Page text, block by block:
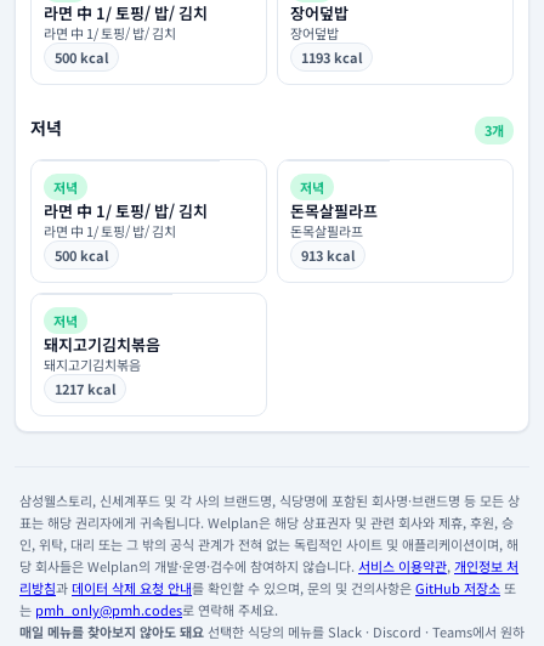
라면 中 1/ 토핑/ 밥/ 김치
라면 中 1/ 토핑/ 밥/ 김치
500 kcal
장어덮밥
장어덮밥
1193 kcal
저녁 3개
저녁
라면 中 1/ 토핑/ 밥/ 김치
라면 中 1/ 토핑/ 밥/ 김치
500 kcal
저녁
돈목살필라프
돈목살필라프
913 kcal
저녁
돼지고기김치볶음
돼지고기김치볶음
1217 kcal
삼성웰스토리, 신세계푸드 및 각 사의 브랜드명, 식당명에 포함된 회사명·브랜드명 등 모든 상
표는 해당 권리자에게 귀속됩니다. Welplan은 해당 상표권자 및 관련 회사와 제휴, 후원, 승
인, 위탁, 대리 또는 그 밖의 공식 관계가 전혀 없는 독립적인 사이트 및 애플리케이션이며, 해
당 회사들은 Welplan의 개발·운영·검수에 참여하지 않습니다. 서비스 이용약관, 개인정보 처
리방침과데이터 삭제 요청 안내를 확인할 수 있으며, 문의 및 건의사항은GitHub 저장소 또
는 pmh_only@pmh.codes로 연락해 주세요.
매일 메뉴를 찾아보지 않아도 돼요선택한 식당의 메뉴를 Slack · Discord · Teams에서 원하